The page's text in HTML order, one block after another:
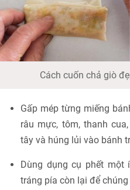
Cách cuốn chả giò
Gấp mép từng miếng
râu mực, tôm, thanh
tây và húng lủi vào bánh
Dùng dụng cụ phết
tráng pía còn lại để